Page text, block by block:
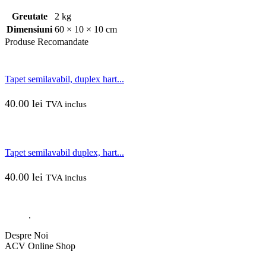
Greutate
2 kg
Dimensiuni 60 × 10 × 10 cm
Produse Recomandate
Tapet semilavabil, duplex hart...
40.00 lei TVA inclus
Tapet semilavabil duplex, hart...
40.00 lei TVA inclus
.
Despre Noi
ACV Online Shop